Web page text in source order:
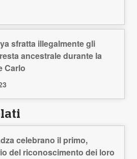
sfratta illegalmente gli
ancestrale durante la
Carlo
celebrano il primo,
del riconoscimento dei loro